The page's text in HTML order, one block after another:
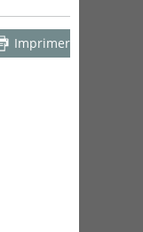
Imprimer